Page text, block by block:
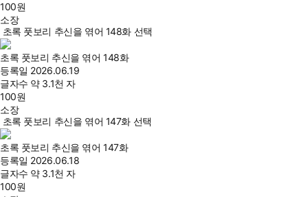
100원
소장
초록 풋보리 추신을 엮어 148화 선택
초록 풋보리 추신을 엮어 148화
등록일 2026.06.19
글자수 약 3.1천 자
100원
소장
초록 풋보리 추신을 엮어 147화 선택
초록 풋보리 추신을 엮어 147화
등록일 2026.06.18
글자수 약 3.1천 자
100원